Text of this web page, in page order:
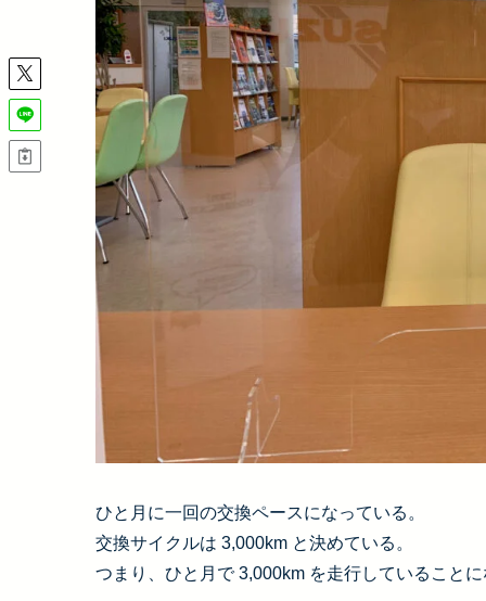
ひと月に一回の交換ペースになっている。
交換サイクルは 3,000km と決めている。
つまり、ひと月で 3,000km を走行していること